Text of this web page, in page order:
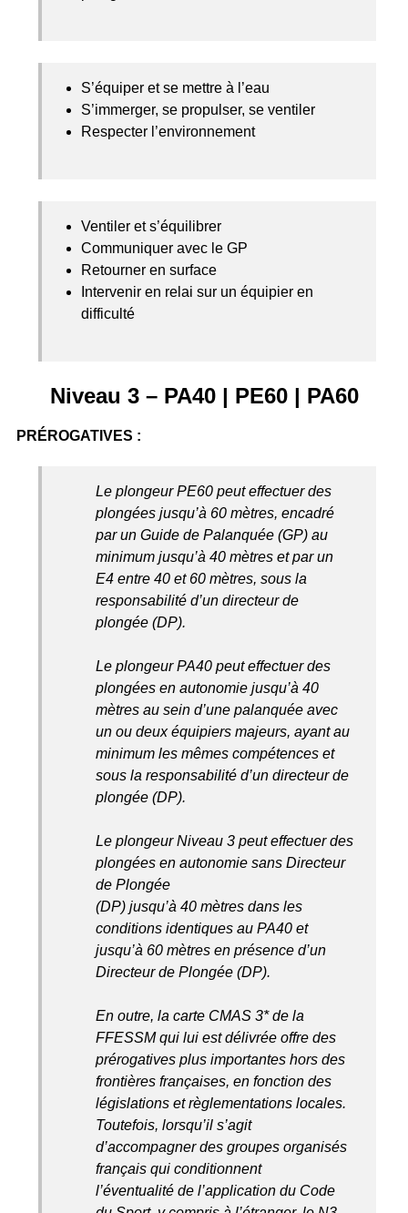
S’équiper et se mettre à l’eau
S’immerger, se propulser, se ventiler
Respecter l’environnement
Ventiler et s’équilibrer
Communiquer avec le GP
Retourner en surface
Intervenir en relai sur un équipier en
difficulté
Niveau 3 – PA40| PE60| PA60
PRÉROGATIVES :
Le plongeur PE60 peut effectuer des
plongées jusqu’à 60 mètres, encadré
par un Guide de Palanquée (GP) au
minimum jusqu’à 40 mètres et par un
E4 entre 40 et 60 mètres, sous la
responsabilité d’un directeur de
plongée (DP).
Le plongeur PA40 peut effectuer des
plongées en autonomie jusqu’à 40
mètres au sein d’une palanquée avec
un ou deux équipiers majeurs, ayant au
minimum les mêmes compétences et
sous la responsabilité d’un directeur de
plongée (DP).
Le plongeur Niveau 3 peut effectuer des
plongées en autonomie sans Directeur
de Plongée
(DP) jusqu’à 40 mètres dans les
conditions identiques au PA40 et
jusqu’à 60 mètres en présence d’un
Directeur de Plongée (DP).
En outre, la carte CMAS 3* de la
FFESSM qui lui est délivrée offre des
prérogatives plus importantes hors des
frontières françaises, en fonction des
législations et règlementations locales.
Toutefois, lorsqu’il s’agit
d’accompagner des groupes organisés
français qui conditionnent
l’éventualité de l’application du Code